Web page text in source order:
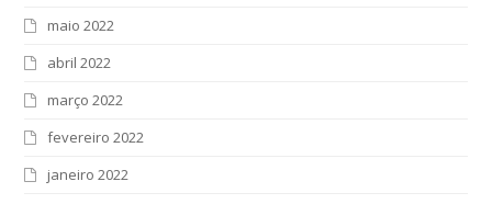
maio 2022
abril 2022
março 2022
fevereiro 2022
janeiro 2022